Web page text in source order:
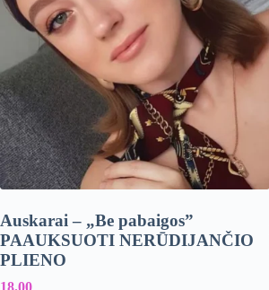
Auskarai – „Be pabaigos”
PAAUKSUOTI NERŪDIJANČIO
PLIENO
18.00